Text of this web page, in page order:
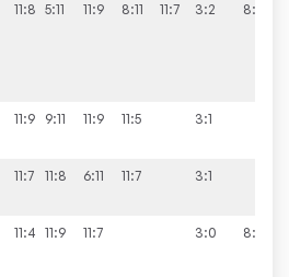
11:8 5:11 11:9 8:11 11:7 3:2 8:6
11:9 9:11 11:9 11:5 3:1
11:7 11:8 6:11 11:7 3:1
11:4 11:9 11:7 3:0 8:4